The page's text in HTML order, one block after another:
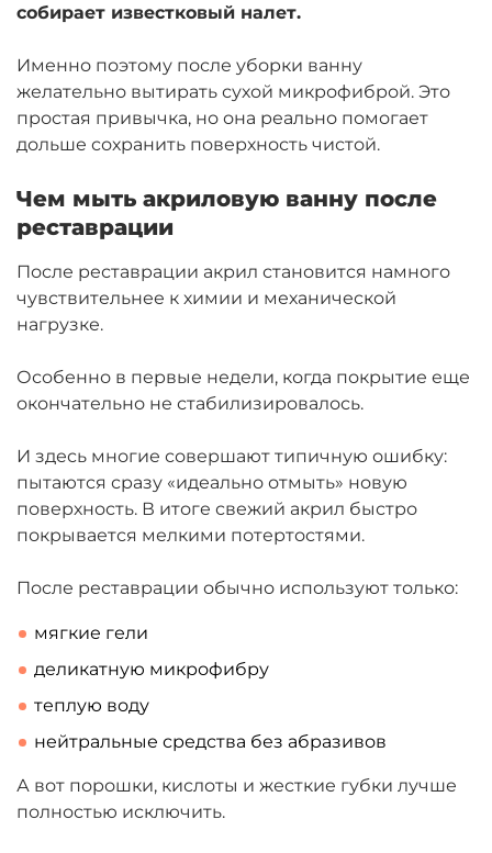
собирает известковый налет.
Именно поэтому после уборки ванну
желательно вытирать сухой микрофиброй. Это
простая привычка, но она реально помогает
дольше сохранить поверхность чистой.
Чем мыть акриловую ванну после
реставрации
После реставрации акрил становится намного
чувствительнее к химии и механической
нагрузке.
Особенно в первые недели, когда покрытие еще
окончательно не стабилизировалось.
И здесь многие совершают типичную ошибку:
пытаются сразу «идеально отмыть» новую
поверхность. В итоге свежий акрил быстро
покрывается мелкими потертостями.
После реставрации обычно используют только:
мягкие гели
деликатную микрофибру
теплую воду
нейтральные средства без абразивов
А вот порошки, кислоты и жесткие губки лучше
полностью исключить.